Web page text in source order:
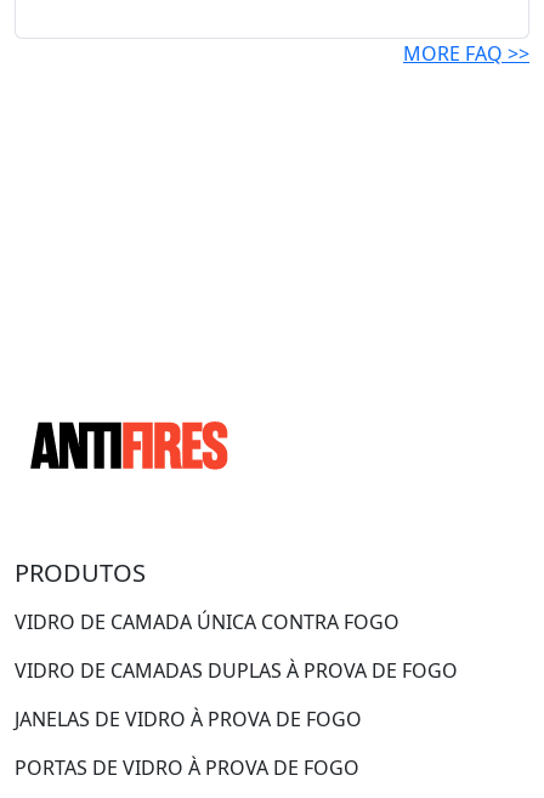
MORE FAQ >>
PRODUTOS
VIDRO DE CAMADA ÚNICA CONTRA FOGO
VIDRO DE CAMADAS DUPLAS À PROVA DE FOGO
JANELAS DE VIDRO À PROVA DE FOGO
PORTAS DE VIDRO À PROVA DE FOGO